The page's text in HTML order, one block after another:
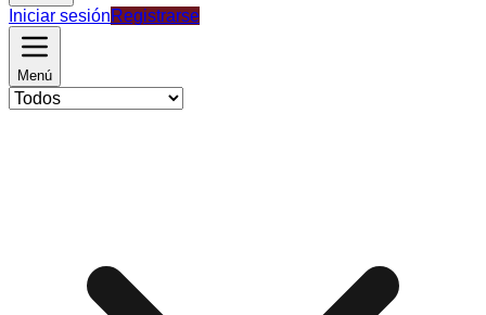
Iniciar sesiónRegistrarse
Menú